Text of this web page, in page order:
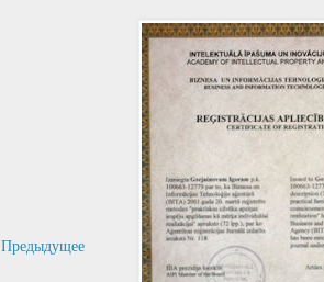
Предыдущее